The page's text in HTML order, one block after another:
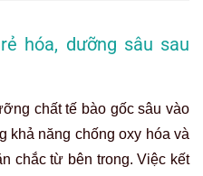
hóa, dưỡng sâu sau
chất tế bào gốc sâu vào
khả năng chống oxy hóa và
chắc từ bên trong. Việc kết